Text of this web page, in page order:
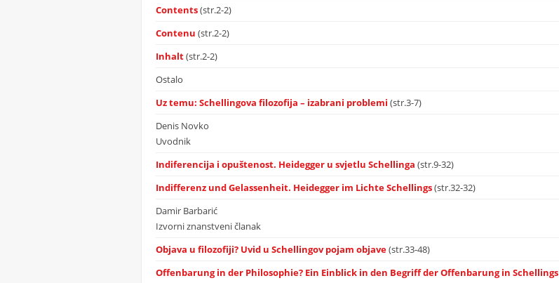
Contents(str.2-2)
Contenu (str.2-2)
Inhalt(str.2-2)
Ostalo
Uz temu: Schellingova filozofija – izabrani problemi (str.3-7)
Denis Novko
Uvodnik
Indiferencija i opuštenost. Heidegger u svjetlu Schellinga (str.9-32)
Indifferenz und Gelassenheit. Heidegger im Lichte Schellings(str.32-32)
Damir Barbarić
Izvorni znanstveni članak
Objava u filozofiji? Uvid u Schellingov pojam objave(str.33-48)
Offenbarung in der Philosophie? Ein Einblick in den Begriff der Offenbarung in Schellings